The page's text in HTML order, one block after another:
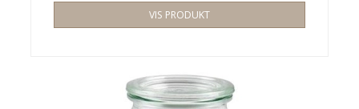
VIS PRODUKT